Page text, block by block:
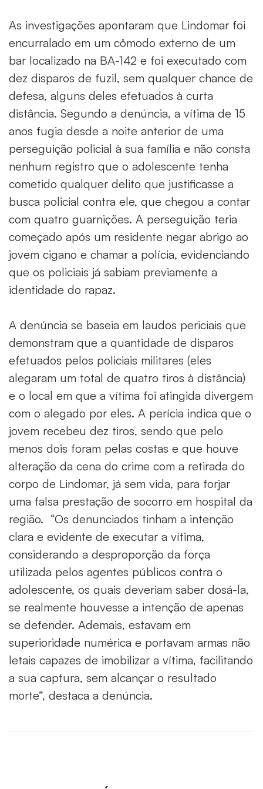
As investigações apontaram que Lindomar foi
encurralado em um cômodo externo de um
bar localizado na BA-142 e foi executado com
dez disparos de fuzil, sem qualquer chance de
defesa, alguns deles efetuados à curta
distância. Segundo a denúncia, a vítima de 15
anos fugia desde a noite anterior de uma
perseguição policial à sua família e não consta
nenhum registro que o adolescente tenha
cometido qualquer delito que justificasse a
busca policial contra ele, que chegou a contar
com quatro guarnições. A perseguição teria
começado após um residente negar abrigo ao
jovem cigano e chamar a polícia, evidenciando
que os policiais já sabiam previamente a
identidade do rapaz.
A denúncia se baseia em laudos periciais que
demonstram que a quantidade de disparos
efetuados pelos policiais militares (eles
alegaram um total de quatro tiros à distância)
e o local em que a vítima foi atingida divergem
com o alegado por eles. A perícia indica que o
jovem recebeu dez tiros, sendo que pelo
menos dois foram pelas costas e que houve
alteração da cena do crime com a retirada do
corpo de Lindomar, já sem vida, para forjar
uma falsa prestação de socorro em hospital da
região. “Os denunciados tinham a intenção
clara e evidente de executar a vítima,
considerando a desproporção da força
utilizada pelos agentes públicos contra o
adolescente, os quais deveriam saber dosá-la,
se realmente houvesse a intenção de apenas
se defender. Ademais, estavam em
superioridade numérica e portavam armas não
letais capazes de imobilizar a vítima, facilitando
a sua captura, sem alcançar o resultado
morte”, destaca a denúncia.